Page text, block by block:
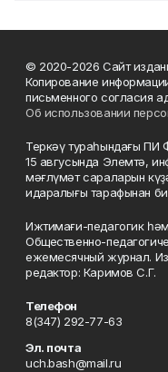
© 2020-2026 Сайт
Копирование
письменного согласия
Об использовании
Теркәү тураһындағы ПИ
15 авгусында Элемтә,
мәғлүмәт сараларын
идаралығы тарафынан
Ижтимағи-педагогик
Общественно-
ежемесячный журнал.
редактор: Каримов С.Г.
Телефон
8(347) 292-77-63
Эл. почта
uch.bash@mail.ru